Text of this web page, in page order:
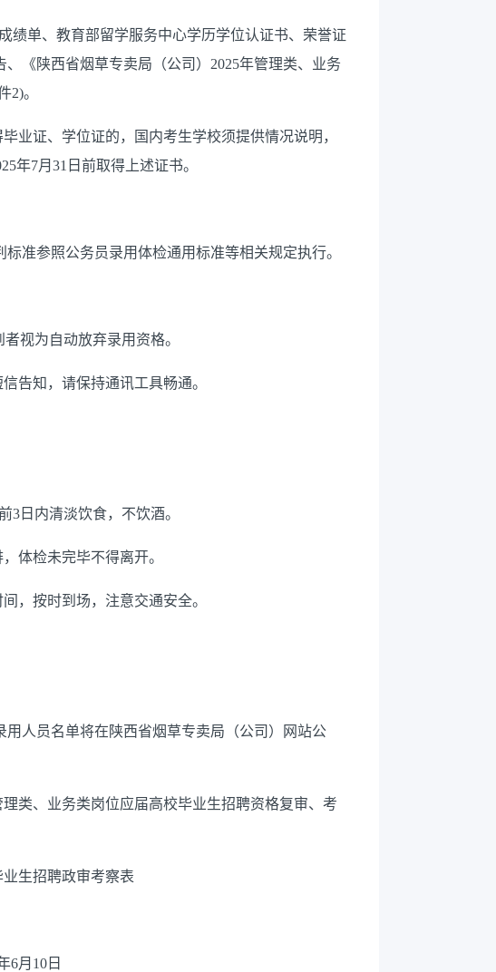
绩单、教育部留学服务中心学历学位认证书、荣誉证
、《陕西省烟草专卖局（公司） 2025年管理类、业务
2)。
业证、学位证的，国内考生学校须提供情况说明，
年7月 31 日前取得上述证书。
准参照公务员录用体检通用标准等相关规定执行。
者视为自动放弃录用资格。
告知，请保持通讯工具畅通。
3 日内清淡饮食，不饮酒。
体检未完毕不得离开。
，按时到场，注意交通安全。
用人员名单将在陕西省烟草专卖局（公司）
网站公
理类、业务类岗位应届高校毕业生招聘资格复审、考
生招聘政审考察表
6月 10 日